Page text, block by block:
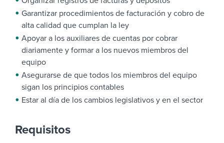
Garantizar procedimientos de facturación y cobro de
alta calidad que cumplan la ley
Apoyar a los auxiliares de cuentas por cobrar
diariamente y formar a los nuevos miembros del
equipo
Asegurarse de que todos los miembros del equipo
sigan los principios contables
Estar al día de los cambios legislativos y en el sector
Requisitos